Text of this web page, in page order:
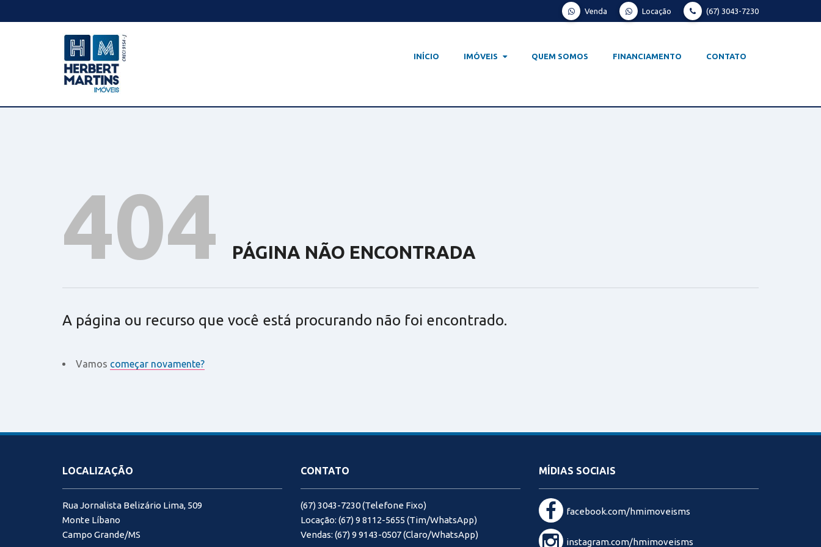
Venda Locação (67) 3043-7230
INÍCIO IMÓVEIS
IMÓVEIS QUEM SOMOS FINANCIAMENTO CONTATO
404 PÁGINA NÃO ENCONTRADA
A página ou recurso que você está procurando não foi encontrado.
Vamos começar novamente?
LOCALIZAÇÃO
Rua Jornalista Belizário Lima, 509
Monte Líbano
Campo Grande/MS
CONTATO
(67) 3043-7230 (Telefone Fixo)
Locação: (67) 9 8112-5655 (Tim/WhatsApp)
Vendas: (67) 9 9143-0507 (Claro/WhatsApp)
MÍDIAS SOCIAIS
facebook.com/hmimoveisms
instagram.com/hmimoveisms